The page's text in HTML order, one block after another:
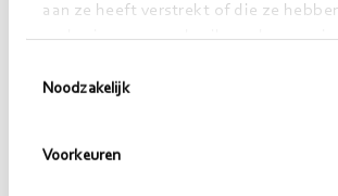
aan ze heeft verstrekt of die ze
op basis van uw gebruik van hun
Noodzakelijk
Voorkeuren
Het resultaat
Door de bril die wij ‘Lean’ noemen
denken en werken gaat om continu